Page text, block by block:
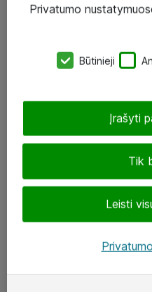
Atea ekspertų patarimai
UAB „ATEA“
J. Rutkausko g. 6, Vilnius
Atea kontaktai
Aplankykite mus
Privatumo
Būtinieji
Tik
Leisti
Įrašyti